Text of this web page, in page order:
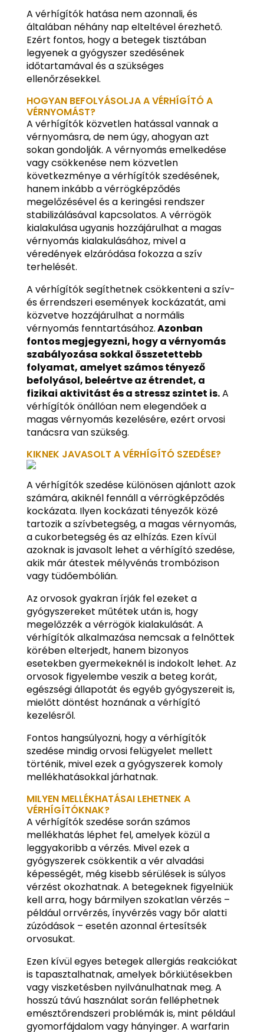
A vérhígítók hatása nem azonnali, és
általában néhány nap elteltével érezhető.
Ezért fontos, hogy a betegek tisztában
legyenek a gyógyszer szedésének
időtartamával és a szükséges
ellenőrzésekkel.
HOGYAN BEFOLYÁSOLJA A VÉRHÍGÍTÓ A
VÉRNYOMÁST?
A vérhígítók közvetlen hatással vannak a
vérnyomásra, de nem úgy, ahogyan azt
sokan gondolják. A vérnyomás emelkedése
vagy csökkenése nem közvetlen
következménye a vérhígítók szedésének,
hanem inkább a vérrögképződés
megelőzésével és a keringési rendszer
stabilizálásával kapcsolatos. A vérrögök
kialakulása ugyanis hozzájárulhat a magas
vérnyomás kialakulásához, mivel a
véredények elzáródása fokozza a szív
terhelését.
A vérhígítók segíthetnek csökkenteni a szív-
és érrendszeri események kockázatát, ami
közvetve hozzájárulhat a normális
vérnyomás fenntartásához.Azonban
fontos megjegyezni, hogy a vérnyomás
szabályozása sokkal összetettebb
folyamat, amelyet számos tényező
befolyásol, beleértve az étrendet, a
fizikai aktivitást és a stressz szintet is.A
vérhígítók önállóan nem elegendőek a
magas vérnyomás kezelésére, ezért orvosi
tanácsra van szükség.
KIKNEK JAVASOLT A VÉRHÍGÍTÓ SZEDÉSE?
A vérhígítók szedése különösen ajánlott azok
számára, akiknél fennáll a vérrögképződés
kockázata. Ilyen kockázati tényezők közé
tartozik a szívbetegség, a magas vérnyomás,
a cukorbetegség és az elhízás. Ezen kívül
azoknak is javasolt lehet a vérhígító szedése,
akik már átestek mélyvénás trombózison
vagy tüdőembólián.
Az orvosok gyakran írják fel ezeket a
gyógyszereket műtétek után is, hogy
megelőzzék a vérrögök kialakulását. A
vérhígítók alkalmazása nemcsak a felnőttek
körében elterjedt, hanem bizonyos
esetekben gyermekeknél is indokolt lehet. Az
orvosok figyelembe veszik a beteg korát,
egészségi állapotát és egyéb gyógyszereit is,
mielőtt döntést hoznának a vérhígító
kezelésről.
Fontos hangsúlyozni, hogy a vérhígítók
szedése mindig orvosi felügyelet mellett
történik, mivel ezek a gyógyszerek komoly
mellékhatásokkal járhatnak.
MILYEN MELLÉKHATÁSAI LEHETNEK A
VÉRHÍGÍTÓKNAK?
A vérhígítók szedése során számos
mellékhatás léphet fel, amelyek közül a
leggyakoribb a vérzés. Mivel ezek a
gyógyszerek csökkentik a vér alvadási
képességét, még kisebb sérülések is súlyos
vérzést okozhatnak. A betegeknek figyelniük
kell arra, hogy bármilyen szokatlan vérzés –
például orrvérzés, ínyvérzés vagy bőr alatti
zúzódások – esetén azonnal értesítsék
orvosukat.
Ezen kívül egyes betegek allergiás reakciókat
is tapasztalhatnak, amelyek bőrkiütésekben
vagy viszketésben nyilvánulhatnak meg. A
hosszú távú használat során felléphetnek
emésztőrendszeri problémák is, mint például
gyomorfájdalom vagy hányinger. A warfarin